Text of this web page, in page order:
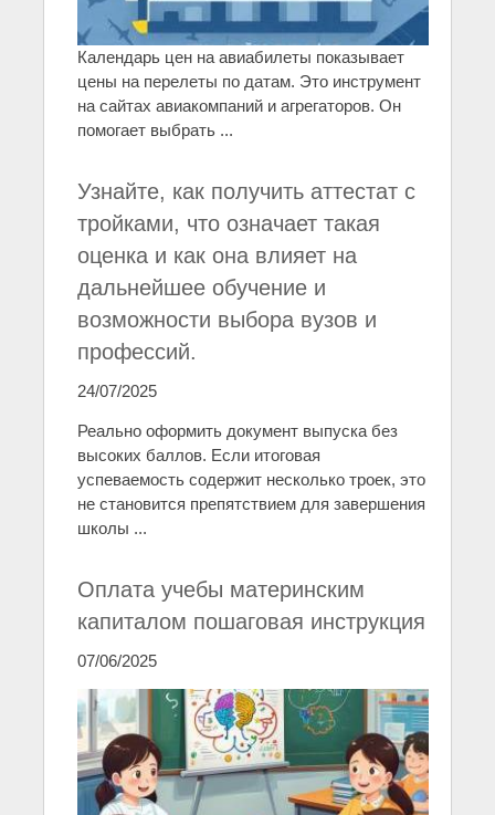
Календарь цен на авиабилеты показывает
цены на перелеты по датам. Это инструмент
на сайтах авиакомпаний и агрегаторов. Он
помогает выбрать ...
Узнайте, как получить аттестат с
тройками, что означает такая
оценка и как она влияет на
дальнейшее обучение и
возможности выбора вузов и
профессий.
24/07/2025
Реально оформить документ выпуска без
высоких баллов. Если итоговая
успеваемость содержит несколько троек, это
не становится препятствием для завершения
школы ...
Оплата учебы материнским
капиталом пошаговая инструкция
07/06/2025